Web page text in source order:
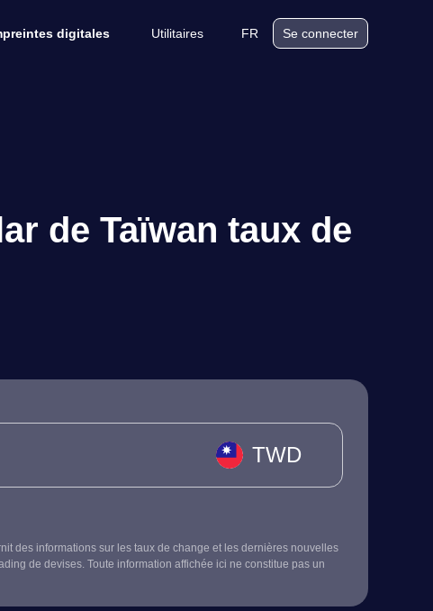
digitales Utilitaires FR Se connecter
de Taïwan taux de
TWD
des informations sur les taux de change et les dernières nouvelles
de devises. Toute information affichée ici ne constitue pas un